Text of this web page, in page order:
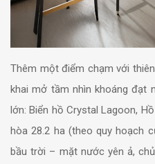
Thêm một điểm chạm với
khai mở tầm nhìn khoáng đạt
lớn: Biển hồ Crystal Lagoon,
hòa 28.2 ha (theo quy hoạch
bầu trời – mặt nước yên ả,